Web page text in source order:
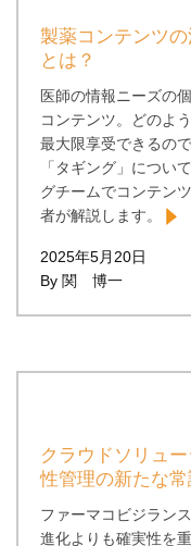
製薬コンテンツ
とは？
医師の情報ニーズの
コンテンツ。どのよ
最大限享受できるの
「タギング」につい
グチームでコンテン
者が解説します。
2025年5月20日
By 関 博一
クラウドソリュ
性管理の新たな
ファーマコビジラン
進化よりも確実性を